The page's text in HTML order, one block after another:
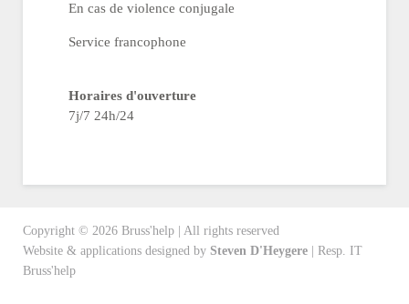
En cas de violence conjugale
Service francophone
Horaires d'ouverture
7j/7 24h/24
Copyright © 2026 Bruss'help | All rights reserved
Website & applications designed by Steven D'Heygere | Resp. IT
Bruss'help